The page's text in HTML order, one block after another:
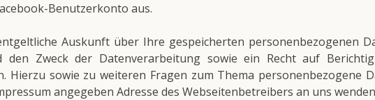
Benutzerkonto aus.
Auskunft über Ihre gespeicherten personenbezogenen
Zweck der Datenverarbeitung sowie ein Recht auf
Hierzu sowie zu weiteren Fragen zum Thema personenbezogene
angegeben Adresse des Webseitenbetreibers an uns